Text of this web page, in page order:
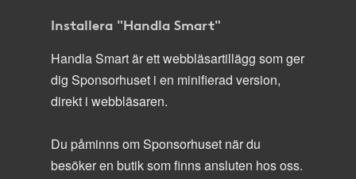
Installera "Handla Smart"
Handla Smart är ett webbläsartillägg som ger
dig Sponsorhuset i en minifierad version,
direkt i webbläsaren.
Du påminns om Sponsorhuset när du
besöker en butik som finns ansluten hos oss.